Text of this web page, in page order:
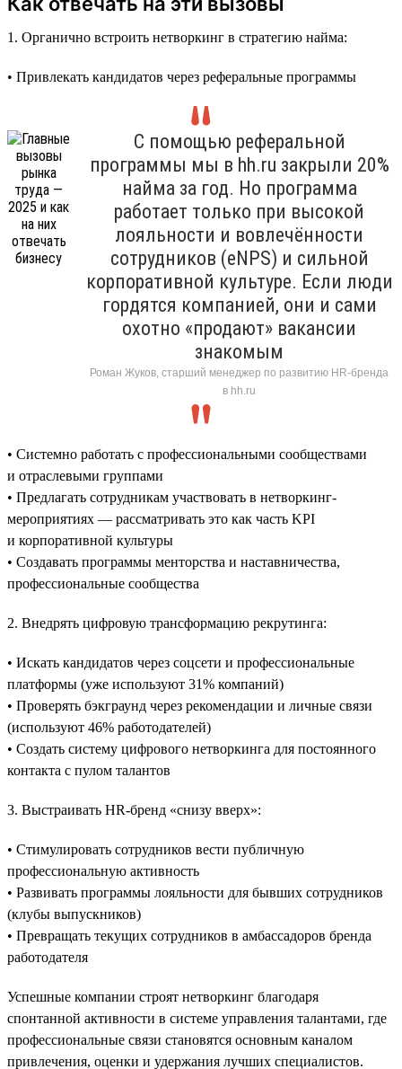
1. Органично встроить нетворкинг в стратегию найма:
• Привлекать кандидатов через реферальные программы
С помощью реферальной
программы мы в hh.ru закрыли 20%
найма за год. Но программа
работает только при высокой
лояльности и вовлечённости
сотрудников (eNPS) и сильной
корпоративной культуре. Если люди
гордятся компанией, они и сами
охотно «продают» вакансии
знакомым
Роман Жуков, старший менеджер по развитию HR-бренда
в hh.ru
• Системно работать с профессиональными сообществами
и отраслевыми группами
• Предлагать сотрудникам участвовать в нетворкинг-
мероприятиях — рассматривать это как часть KPI
и корпоративной культуры
• Создавать программы менторства и наставничества,
профессиональные сообщества
2. Внедрять цифровую трансформацию рекрутинга:
• Искать кандидатов через соцсети и профессиональные
платформы (уже используют 31% компаний)
• Проверять бэкграунд через рекомендации и личные связи
(используют 46% работодателей)
• Создать систему цифрового нетворкинга для постоянного
контакта с пулом талантов
3. Выстраивать HR-бренд «снизу вверх»:
• Стимулировать сотрудников вести публичную
профессиональную активность
• Развивать программы лояльности для бывших сотрудников
(клубы выпускников)
• Превращать текущих сотрудников в амбассадоров бренда
работодателя
Успешные компании строят нетворкинг благодаря
спонтанной активности в системе управления талантами, где
профессиональные связи становятся основным каналом
привлечения, оценки и удержания лучших специалистов.